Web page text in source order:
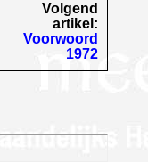
Volgend
artikel:
Voorwoord
1972